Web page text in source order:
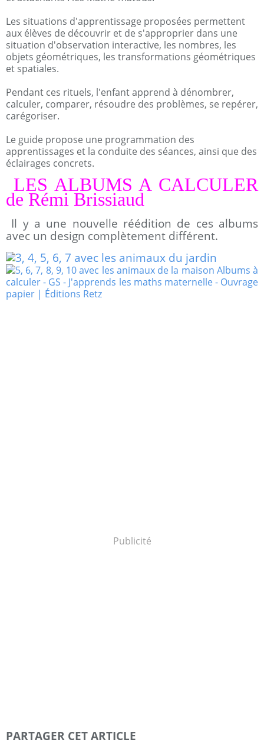
Les situations d'apprentissage proposées permettent
aux élèves de découvrir et de s'approprier dans une
situation d'observation interactive, les nombres, les
objets géométriques, les transformations géométriques
et spatiales.
Pendant ces rituels, l'enfant apprend à dénombrer,
calculer, comparer, résoudre des problèmes, se repérer,
carégoriser.
Le guide propose une programmation des
apprentissages et la conduite des séances, ainsi que des
éclairages concrets.
LES ALBUMS A CALCULER
de Rémi Brissiaud
Il y a une nouvelle réédition de ces albums
avec un design complètement différent.
Publicité
PARTAGER CET ARTICLE